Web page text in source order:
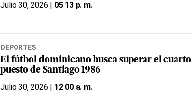
Julio 30, 2026 | 05:13 p. m.
DEPORTES
El fútbol dominicano busca superar el cuarto
puesto de Santiago 1986
Julio 30, 2026 | 12:00 a. m.